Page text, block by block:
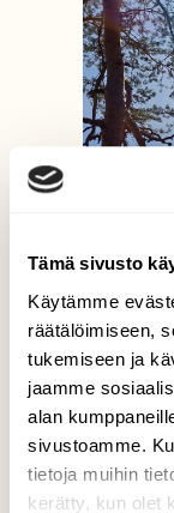
Tämä sivusto
Käytämme
räätälöimiseen,
tukemiseen ja
jaamme
alan
sivustoamme.
tietoja muihin
kerätty, kun olet